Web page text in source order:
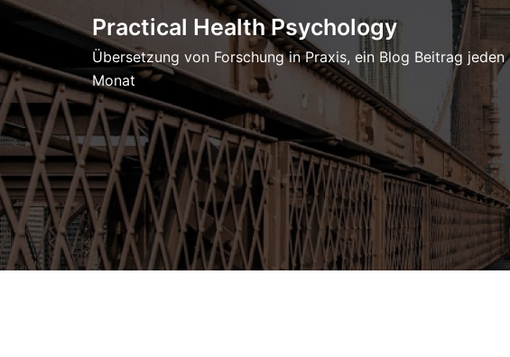
Skip
content
Practical Health Psychology
Übersetzung von Forschung in Praxis, ein Blog Beitrag jeden
Monat